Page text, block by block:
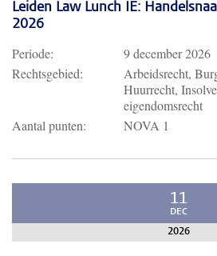
Leiden Law Lunch IE:
2026
Periode:
9 december 2026
Rechtsgebied:
Arbeidsrecht,
Huurrecht,
eigendomsrecht
Aantal punten:
NOVA 1
11
DEC
2026